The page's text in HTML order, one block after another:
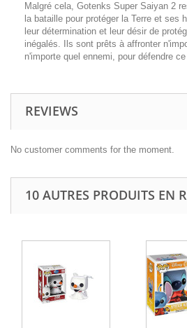
Malgré cela, Gotenks Super Saiyan 2
la bataille pour protéger la Terre et ses
leur détermination et leur désir de
inégalés. Ils sont prêts à affronter
n'importe quel ennemi, pour défendre
REVIEWS
No customer comments for the moment.
10 AUTRES PRODUITS EN